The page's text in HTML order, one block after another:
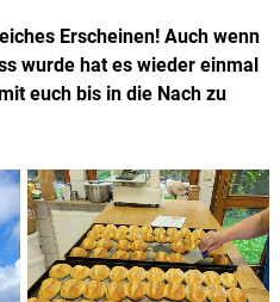
Erscheinen! Auch wenn
wurde hat es wieder einmal
euch bis in die Nach zu